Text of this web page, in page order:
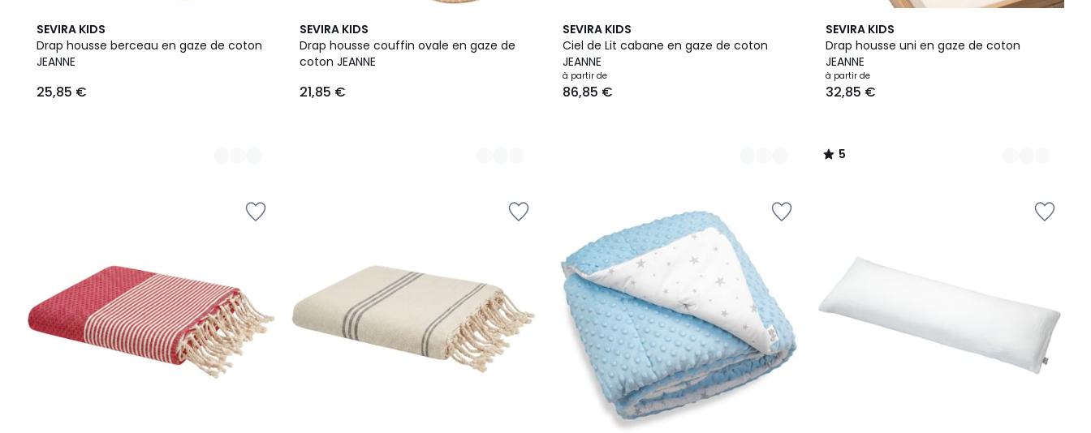
SEVIRA KIDS
Drap housse berceau en gaze de coton
JEANNE
€.
25,85 €
9
Couleurs
SEVIRA KIDS
Drap housse couffin ovale en gaze de
coton JEANNE
21,85 €
11
Couleurs
SEVIRA KIDS
Ciel de Lit cabane en gaze de coton
JEANNE
à partir de
86,85 €
11
Couleurs
SEVIRA KIDS
Drap housse uni en gaze de coton
JEANNE
à partir de
32,85 €
5
/
5
10
Couleurs
5
/